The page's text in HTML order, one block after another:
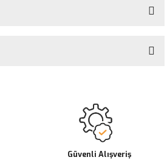
öneri formunu kullanarak tarafımıza
veya görüntülenemiyor.
bilgiler bulunuyor.
daha pahalı.
Güvenli Alışveriş